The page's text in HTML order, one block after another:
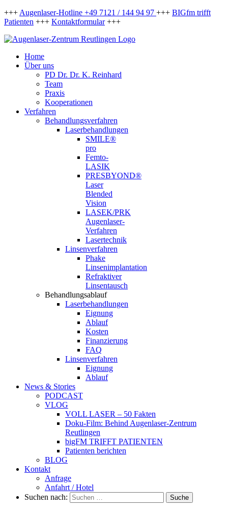
Zum
Inhalt
+++ Augenlaser-Hotline +49 7121 / 144 94 97 +++ BIGfm trifft
Patienten +++ Kontaktformular+++
Facebook
Instagram
Home
Über uns
PD Dr. Dr. K. Reinhard
Team
Praxis
Kooperationen
Verfahren
Behandlungsverfahren
Laserbehandlungen
SMILE®
pro
Femto-
LASIK
PRESBYOND®
Laser
Blended
Vision
LASEK/PRK
Augenlaser-
Verfahren
Lasertechnik
Linsenverfahren
Phake
Linsenimplantation
Refraktiver
Linsentausch
Behandlungsablauf
Laserbehandlungen
Eignung
Ablauf
Kosten
Finanzierung
FAQ
Linsenverfahren
Eignung
Ablauf
News & Stories
PODCAST
VLOG
VOLL LASER – 50 Fakten
Doku-Film: Behind Augenlaser-Zentrum
Reutlingen
bigFM TRIFFT PATIENTEN
Patienten berichten
BLOG
Kontakt
Anfrage
Anfahrt / Hotel
Suchen nach:
Suche